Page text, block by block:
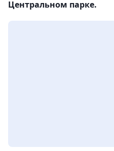
Центральном парке.